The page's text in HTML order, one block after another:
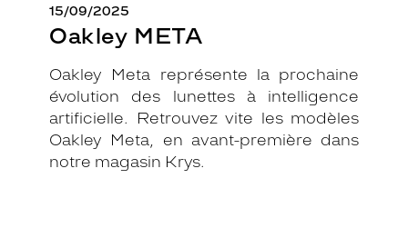
15/09/2025
Oakley META
Oakley Meta représente la prochaine
évolution des lunettes à intelligence
artificielle. Retrouvez vite les modèles
Oakley Meta, en avant-première dans
notre magasin Krys.